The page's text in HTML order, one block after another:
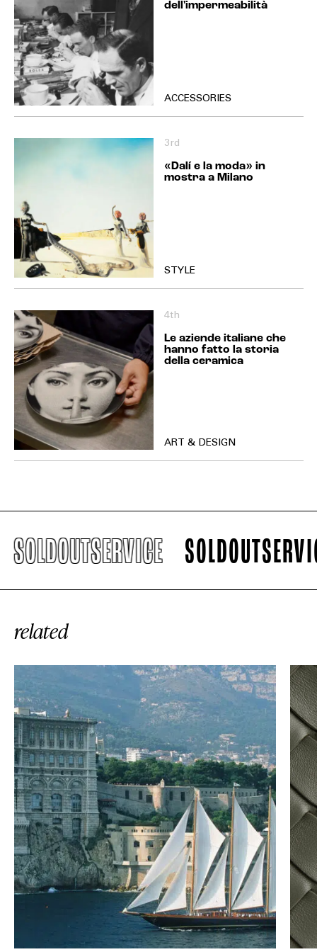
dell'impermeabilità
ACCESSORIES
3rd
«Dalí e la moda» in
mostra a Milano
STYLE
4th
Le aziende italiane che
hanno fatto la storia
della ceramica
ART & DESIGN
SOLDOUTSERVICE
related